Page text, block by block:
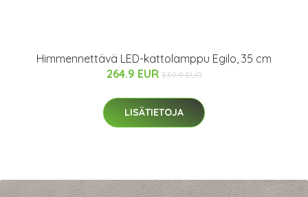
Himmennettävä LED-kattolamppu Egilo, 35 cm
264.9 EUR 339.9 EUR
LISÄTIETOJA